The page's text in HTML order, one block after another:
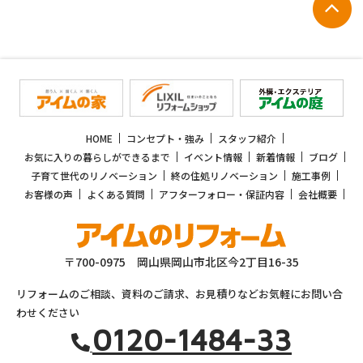
HOME コンセプト・強み
スタッフ紹介
お気に入りの暮らしができるまで
イベント情報 新着情報
ブログ
子育て世代のリノベーション
終の住処リノベーション
施工事例
お客様の声
よくある質問 アフターフォロー・保証内容 会社概要
〒700-0975 岡山県岡山市北区今2丁目16-35
リフォームのご相談、資料のご請求、お見積りなどお気軽にお問い合
わせください
0120-1484-33